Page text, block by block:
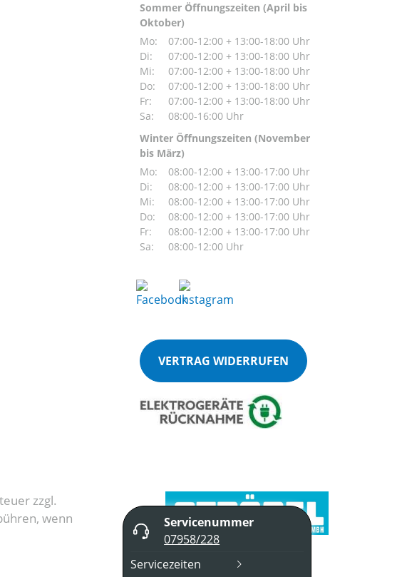
Sommer Öffnungszeiten (April bis
Oktober)
Mo:
07:00-12:00 + 13:00-18:00 Uhr
Di:
07:00-12:00 + 13:00-18:00 Uhr
Mi:
07:00-12:00 + 13:00-18:00 Uhr
Do:
07:00-12:00 + 13:00-18:00 Uhr
Fr:
07:00-12:00 + 13:00-18:00 Uhr
Sa:
08:00-16:00 Uhr
Winter Öffnungszeiten (November
bis März)
Mo:
08:00-12:00 + 13:00-17:00 Uhr
Di:
08:00-12:00 + 13:00-17:00 Uhr
Mi:
08:00-12:00 + 13:00-17:00 Uhr
Do:
08:00-12:00 + 13:00-17:00 Uhr
Fr:
08:00-12:00 + 13:00-17:00 Uhr
Sa:
08:00-12:00 Uhr
VERTRAG WIDERRUFEN
zzgl.
wenn
Servicenummer
07958/228
Servicezeiten